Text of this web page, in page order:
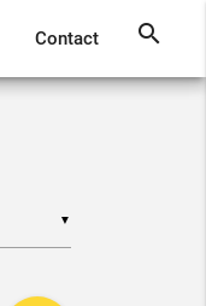
Contact search
▼